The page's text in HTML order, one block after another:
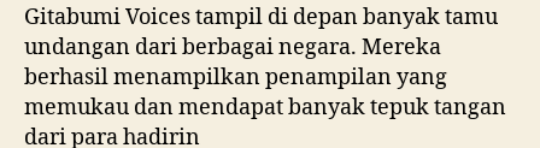
Gitabumi Voices tampil di depan banyak tamu
undangan dari berbagai negara. Mereka
berhasil menampilkan penampilan yang
memukau dan mendapat banyak tepuk tangan
dari para hadirin